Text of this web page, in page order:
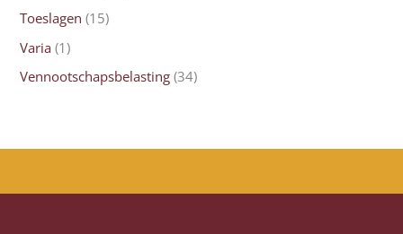
Toeslagen (15)
Varia (1)
Vennootschapsbelasting (34)